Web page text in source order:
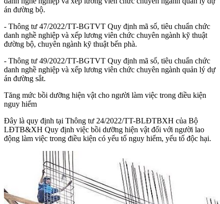
án đường bộ.
- Thông tư 47/2022/TT-BGTVT Quy định mã số, tiêu chuẩn chức
danh nghề nghiệp và xếp lương viên chức chuyên ngành kỹ thuật
đường bộ, chuyên ngành kỹ thuật bến phà.
- Thông tư 49/2022/TT-BGTVT Quy định mã số, tiêu chuẩn chức
danh nghề nghiệp và xếp lương viên chức chuyên ngành quản lý dự
án đường sắt.
Tăng mức bồi dưỡng hiện vật cho người làm việc trong điều kiện
nguy hiểm
Đây là quy định tại Thông tư 24/2022/TT-BLĐTBXH của Bộ
LĐTB&XH Quy định việc bồi dưỡng hiện vật đối với người lao
động làm việc trong điều kiện có yếu tố nguy hiểm, yếu tố độc hại.